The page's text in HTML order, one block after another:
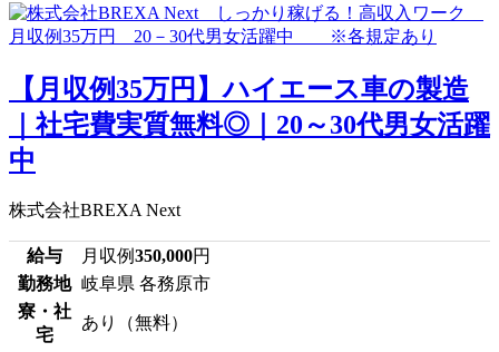
【月収例35万円】ハイエース車の製造
｜社宅費実質無料◎｜20～30代男女活躍
中
株式会社BREXA Next
給与 月収例350,000円
勤務地 岐阜県 各務原市
寮・社
宅
あり（無料）